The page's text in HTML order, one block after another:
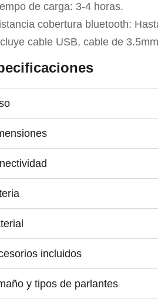
de carga: 3-4 horas.
cobertura bluetooth:
cable USB, cable de
incluidos
y tipos de parlantes